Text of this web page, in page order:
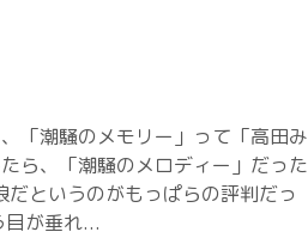
「潮騒のメモリー」って「高田み
ら、「潮騒のメロディー」だった
というのがもっぱらの評判だっ
が垂れ...